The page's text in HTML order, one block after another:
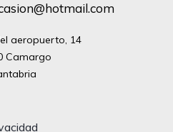
aeropuerto, 14
Camargo